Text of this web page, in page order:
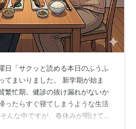
日「サクッと読める本日のふうふ
てまいりました。 新学期が始ま
繁忙期。健診の抜け漏れがないか
ったらすぐ寝てしまうような生活
んな中ですが、春休みが明けて生